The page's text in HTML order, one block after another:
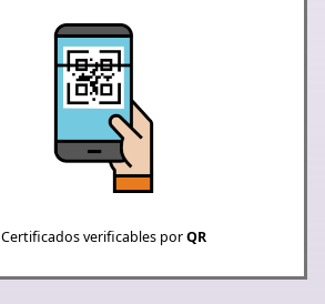
Certificados verificables porQR